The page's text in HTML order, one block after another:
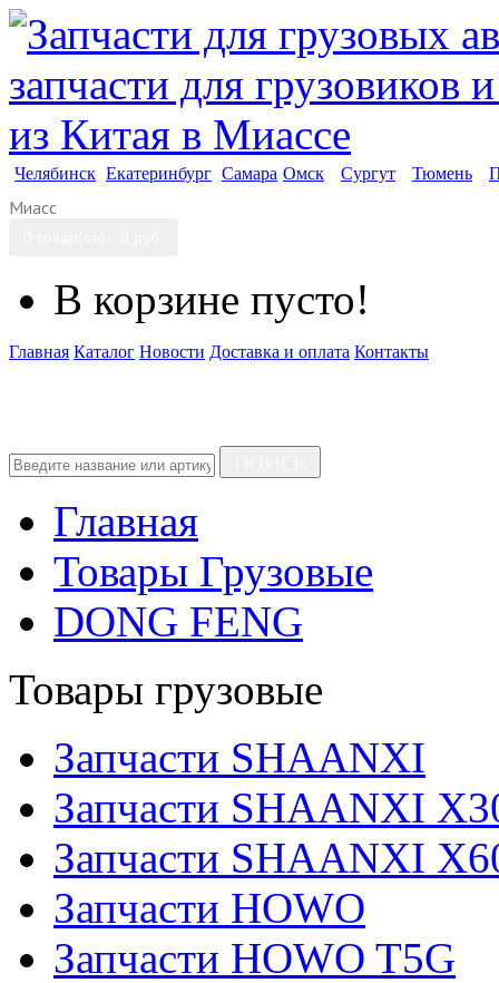
Челябинск Екатеринбург Самара Омск Сургут Тюмень
Миасс
В корзине пусто!
Главная Каталог Новости Доставка и оплата Контакты
Главная
Товары Грузовые
DONG FENG
Товары грузовые
Запчасти SHAANXI
Запчасти SHAANXI
Запчасти SHAANXI
Запчасти HOWO
Запчасти HOWO T5G